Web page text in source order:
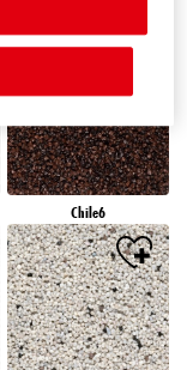
Chile6